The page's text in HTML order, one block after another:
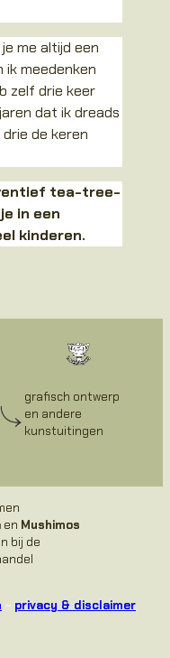
me altijd een
meedenken
zelf drie keer
dat ik dreads
de keren
tea-tree-
in een
kinderen.
grafisch ontwerp
en andere
kunstuitingen
en Mushimos
bij de
~ privacy & disclaimer